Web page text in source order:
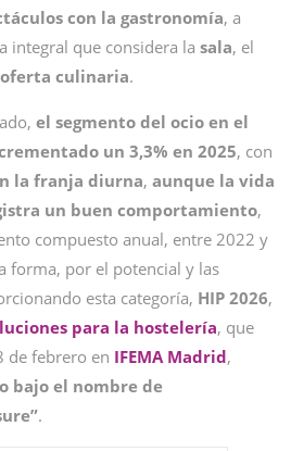
con la gastronomía, a
integral que considera la sala, el
oferta culinaria.
el segmento del ocio en el
un 3,3% en 2025, con
la franja diurna, aunque la vida
un buen comportamiento,
compuesto anual, entre 2022 y
forma, por el potencial y las
esta categoría, HIP 2026,
para la hostelería, que
de febrero en IFEMA Madrid,
bajo el nombre de
.